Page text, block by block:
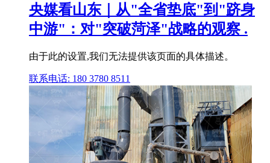
央媒看山东｜从"全省垫底"到"跻身
中游"：对"突破菏泽"战略的观察 .
由于此的设置,我们无法提供该页面的具体描述。
联系电话: 180 3780 8511